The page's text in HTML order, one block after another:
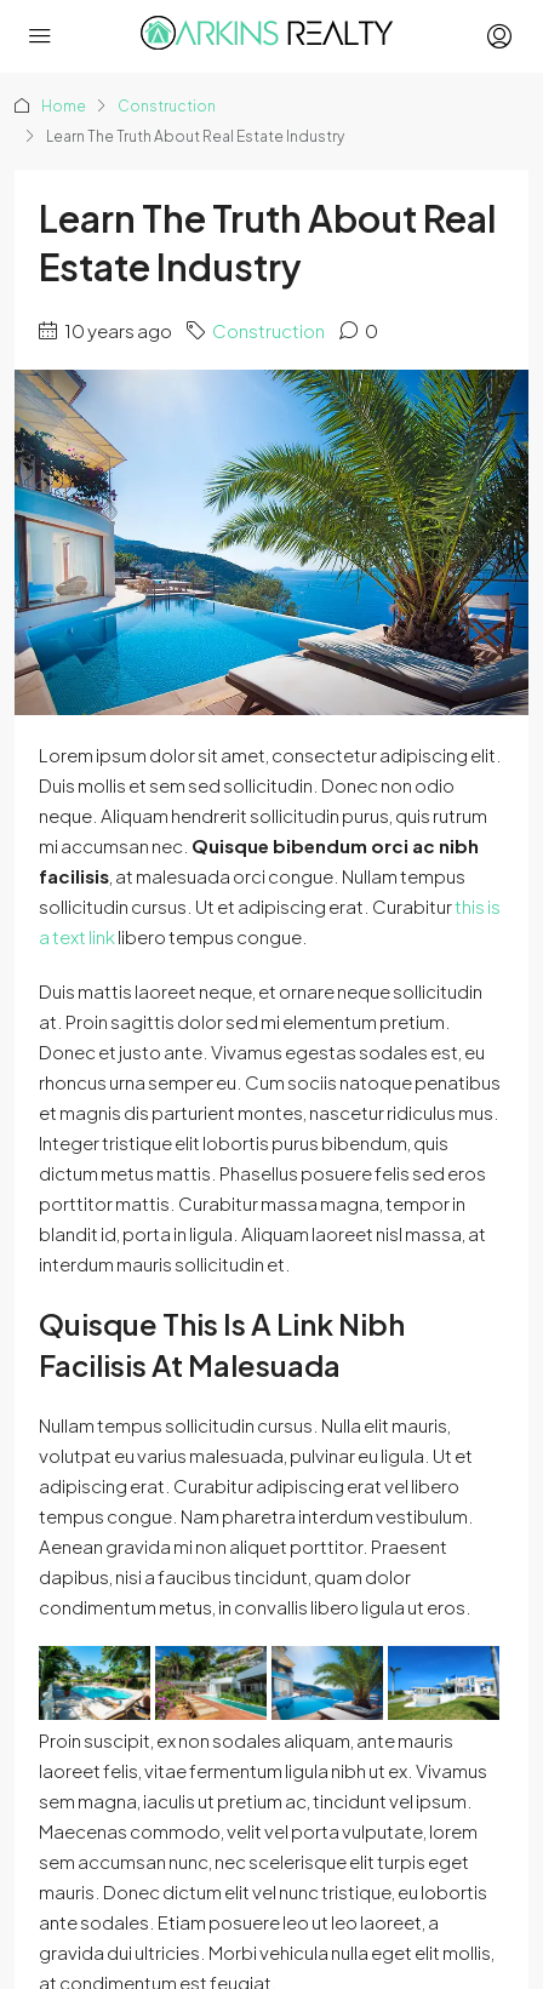
Home
Construction
Learn The Truth About Real Estate Industry
Learn The Truth About Real
Estate Industry
10 years ago Construction 0
Lorem ipsum dolor sit amet, consectetur adipiscing elit.
Duis mollis et sem sed sollicitudin. Donec non odio
neque. Aliquam hendrerit sollicitudin purus, quis rutrum
mi accumsan nec. Quisque bibendum orci ac nibh
facilisis , at malesuada orci congue. Nullam tempus
sollicitudin cursus. Ut et adipiscing erat. Curabiturthis is
a text link libero tempus congue.
Duis mattis laoreet neque, et ornare neque sollicitudin
at. Proin sagittis dolor sed mi elementum pretium.
Donec et justo ante. Vivamus egestas sodales est, eu
rhoncus urna semper eu. Cum sociis natoque penatibus
et magnis dis parturient montes, nascetur ridiculus mus.
Integer tristique elit lobortis purus bibendum, quis
dictum metus mattis. Phasellus posuere felis sed eros
porttitor mattis. Curabitur massa magna, tempor in
blandit id, porta in ligula. Aliquam laoreet nisl massa, at
interdum mauris sollicitudin et.
Quisque This Is A Link Nibh
Facilisis At Malesuada
Nullam tempus sollicitudin cursus. Nulla elit mauris,
volutpat eu varius malesuada, pulvinar eu ligula. Ut et
adipiscing erat. Curabitur adipiscing erat vel libero
tempus congue. Nam pharetra interdum vestibulum.
Aenean gravida mi non aliquet porttitor. Praesent
dapibus, nisi a faucibus tincidunt, quam dolor
condimentum metus, in convallis libero ligula ut eros.
Proin suscipit, ex non sodales aliquam, ante mauris
laoreet felis, vitae fermentum ligula nibh ut ex. Vivamus
sem magna, iaculis ut pretium ac, tincidunt vel ipsum.
Maecenas commodo, velit vel porta vulputate, lorem
sem accumsan nunc, nec scelerisque elit turpis eget
mauris. Donec dictum elit vel nunc tristique, eu lobortis
ante sodales. Etiam posuere leo ut leo laoreet, a
gravida dui ultricies. Morbi vehicula nulla eget elit mollis,
at condimentum est feugiat.